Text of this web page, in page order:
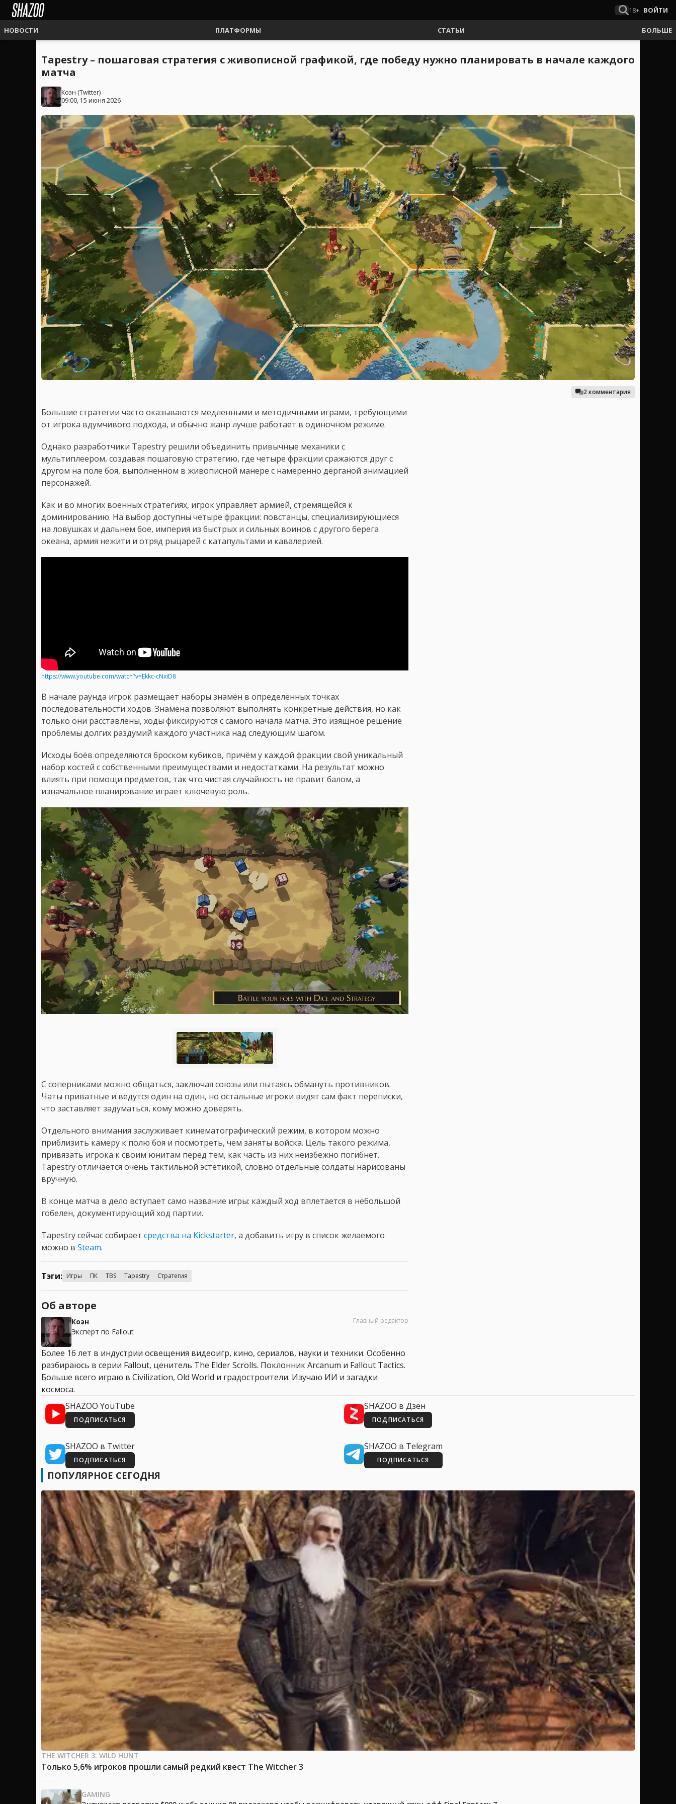
18+ ВОЙТИ
НОВОСТИ ПЛАТФОРМЫ СТАТЬИ БОЛЬШЕ
Tapestry – пошаговая стратегия с живописной графикой, где победу нужно планировать в начале каждого
матча
Коэн (Twitter)
09:00, 15 июня 2026
2 комментария
Большие стратегии часто оказываются медленными и методичными играми, требующими
от игрока вдумчивого подхода, и обычно жанр лучше работает в одиночном режиме.
Однако разработчики Tapestry решили объединить привычные механики с
мультиплеером, создавая пошаговую стратегию, где четыре фракции сражаются друг с
другом на поле боя, выполненном в живописной манере с намеренно дёрганой анимацией
персонажей.
Как и во многих военных стратегиях, игрок управляет армией, стремящейся к
доминированию. На выбор доступны четыре фракции: повстанцы, специализирующиеся
на ловушках и дальнем бое, империя из быстрых и сильных воинов с другого берега
океана, армия нежити и отряд рыцарей с катапультами и кавалерией.
https://www.youtube.com/watch?v=Ekkc-cNxiD8
В начале раунда игрок размещает наборы знамён в определённых точках
последовательности ходов. Знамёна позволяют выполнять конкретные действия, но как
только они расставлены, ходы фиксируются с самого начала матча. Это изящное решение
проблемы долгих раздумий каждого участника над следующим шагом.
Исходы боёв определяются броском кубиков, причём у каждой фракции свой уникальный
набор костей с собственными преимуществами и недостатками. На результат можно
влиять при помощи предметов, так что чистая случайность не правит балом, а
изначальное планирование играет ключевую роль.
С соперниками можно общаться, заключая союзы или пытаясь обмануть противников.
Чаты приватные и ведутся один на один, но остальные игроки видят сам факт переписки,
что заставляет задуматься, кому можно доверять.
Отдельного внимания заслуживает кинематографический режим, в котором можно
приблизить камеру к полю боя и посмотреть, чем заняты войска. Цель такого режима,
привязать игрока к своим юнитам перед тем, как часть из них неизбежно погибнет.
Tapestry отличается очень тактильной эстетикой, словно отдельные солдаты нарисованы
вручную.
В конце матча в дело вступает само название игры: каждый ход вплетается в небольшой
гобелен, документирующий ход партии.
Tapestry сейчас собирает средства на Kickstarter, а добавить игру в список желаемого
можно в Steam.
Тэги: Игры ПК TBS Tapestry Стратегия
Об авторе
Коэн
Эксперт по Fallout
Главный редактор
Более 16 лет в индустрии освещения видеоигр, кино, сериалов, науки и техники. Особенно
разбираюсь в серии Fallout, ценитель The Elder Scrolls. Поклонник Arcanum и Fallout Tactics.
Больше всего играю в Civilization, Old World и градостроители. Изучаю ИИ и загадки
космоса.
SHAZOO YouTube
ПОДПИСАТЬСЯ
SHAZOO в Дзен
ПОДПИСАТЬСЯ
SHAZOO в Twitter
ПОДПИСАТЬСЯ
SHAZOO в Telegram
ПОДПИСАТЬСЯ
ПОПУЛЯРНОЕ СЕГОДНЯ
THE WITCHER 3: WILD HUNT
Только 5,6% игроков прошли самый редкий квест The Witcher 3
GAMING